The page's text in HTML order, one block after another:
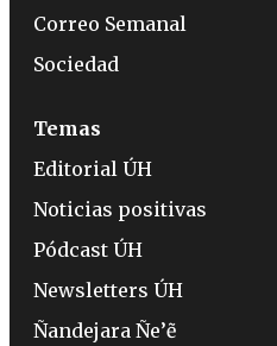
Correo Semanal
Sociedad
Temas
Editorial ÚH
Noticias positivas
Pódcast ÚH
Newsletters ÚH
Ñandejara Ñe’ẽ